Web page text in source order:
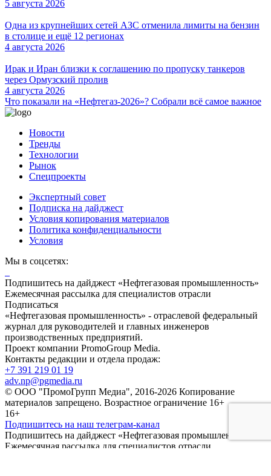
5 августа 2026
Одна из крупнейших сетей АЗС отменила лимиты на бензин
в столице и ещё 12 регионах
4 августа 2026
Ирак и Иран близки к соглашению по пропуску танкеров
через Ормузский пролив
4 августа 2026
Что показали на «Нефтегаз-2026»? Собрали всё самое важное
Новости
Тренды
Технологии
Рынок
Спецпроекты
Экспертный совет
Подписка на дайджест
Условия копирования материалов
Политика конфиденциальности
Условия
Мы в соцсетях:
Подпишитесь на дайджест «Нефтегазовая промышленность»
Ежемесячная рассылка для специалистов отрасли
Подписаться
«Нефтегазовая промышленность» - отраслевой федеральный
журнал для руководителей и главных инженеров
производственных предприятий.
Проект компании PromoGroup Media.
Контакты редакции и отдела продаж:
+7 391 219 01 19
adv.np@pgmedia.ru
© ООО "ПромоГрупп Медиа", 2016-2026 Копирование
материалов запрещено. Возрастное ограничение 16+
16+
Подпишитесь на наш телеграм-канал
Подпишитесь на дайджест «Нефтегазовая промышленность»
Ежемесячная рассылка для специалистов отрасли